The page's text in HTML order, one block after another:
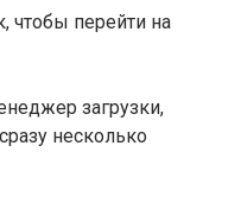
чтобы перейти на
загрузки,
несколько